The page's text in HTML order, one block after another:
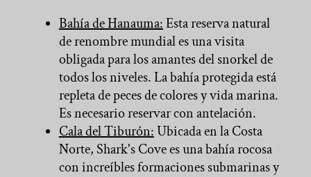
Bahía de Hanauma:Esta reserva natural
de renombre mundial es una visita
obligada para los amantes del snorkel de
todos los niveles. La bahía protegida está
repleta de peces de colores y vida marina.
Es necesario reservar con antelación.
Cala del Tiburón:Ubicada en la Costa
Norte, Shark's Cove es una bahía rocosa
con increíbles formaciones submarinas y